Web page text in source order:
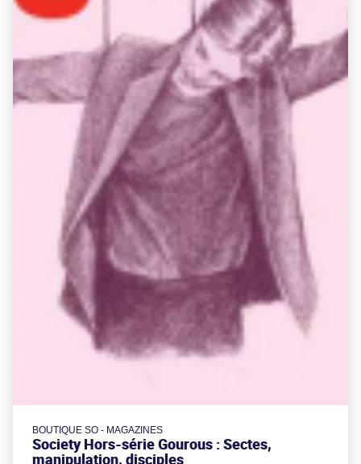
BOUTIQUE SO - MAGAZINES
Society Hors-série Gourous : Sectes,
manipulation, disciples